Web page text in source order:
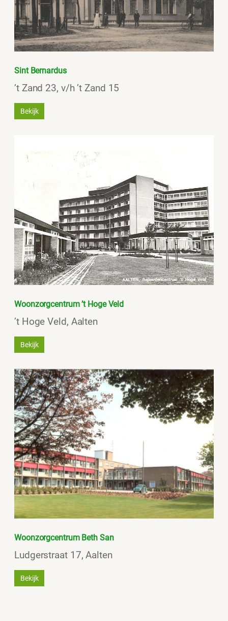
Sint Bernardus
’t Zand 23, v/h ’t Zand 15
Bekijk
Woonzorgcentrum ’t Hoge Veld
’t Hoge Veld, Aalten
Bekijk
Woonzorgcentrum Beth San
Ludgerstraat 17, Aalten
Bekijk